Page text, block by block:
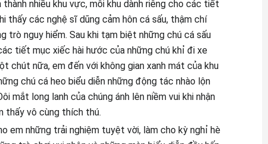
nhiều khu vực, mỗi khu dành riêng cho các tiết
thấy các nghệ sĩ dũng cảm hôn cá sấu, thậm chí
trò nguy hiểm. Sau khi tạm biệt những chú cá sấu
tiết mục xiếc hài hước của những chú khỉ đi xe
chút nữa, em đến với không gian xanh mát của khu
chú cá heo biểu diễn những động tác nhào lộn
mắt long lanh của chúng ánh lên niềm vui khi nhận
thấy vô cùng thích thú.
em những trải nghiệm tuyệt vời, làm cho kỳ nghỉ hè